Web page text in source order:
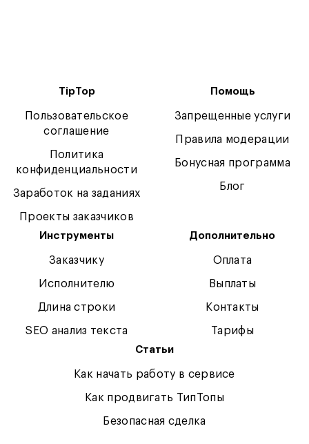
TipTop
Пользовательское
соглашение
Политика
конфиденциальности
Заработок на заданиях
Проекты заказчиков
Помощь
Запрещенные услуги
Правила модерации
Бонусная программа
Блог
Инструменты
Заказчику
Исполнителю
Длина строки
SEO анализ текста
Дополнительно
Оплата
Выплаты
Контакты
Тарифы
Статьи
Как начать работу в сервисе
Как продвигать ТипТопы
Безопасная сделка